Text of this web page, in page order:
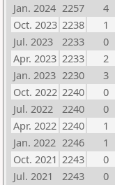
Jan. 2024 2257 4
Oct. 2023 2238 1
Jul. 2023
2233 0
Apr. 2023 2233 2
Jan. 2023 2230 3
Oct. 2022 2240 0
Jul. 2022
2240 0
Apr. 2022 2240 1
Jan. 2022 2246 1
Oct. 2021 2243 0
Jul. 2021
2243 0